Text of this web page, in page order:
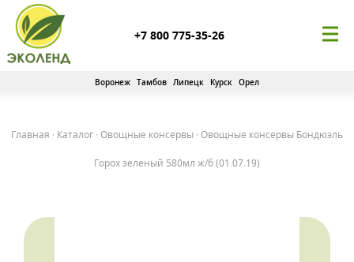
+7 800 775-35-26
Воронеж Тамбов Липецк Курск Орел
Главная · Каталог · Овощные консервы · Овощные консервы Бондюэль
Горох зеленый 580мл ж/б (01.07.19)